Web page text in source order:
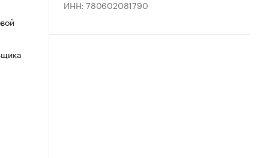
ИНН: 780602081790